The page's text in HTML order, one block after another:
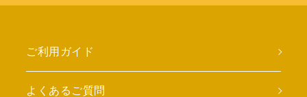
ご利用ガイド
よくあるご質問